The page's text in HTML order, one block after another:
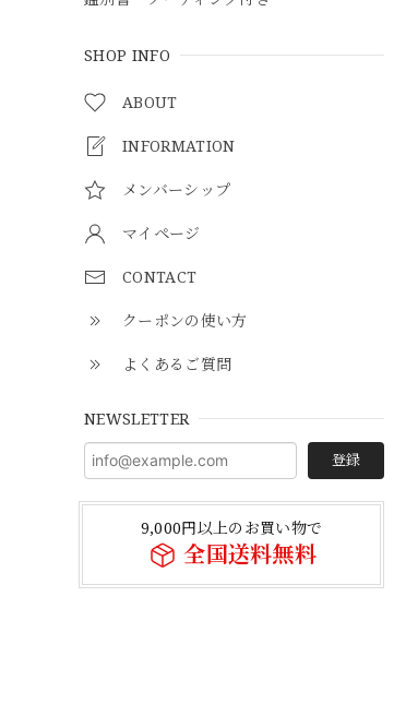
SHOP INFO
ABOUT
INFORMATION
メンバーシップ
マイページ
CONTACT
クーポンの使い方
よくあるご質問
NEWSLETTER
登録
9,000円以上のお買い物で
全国送料無料